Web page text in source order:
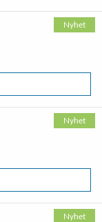
Nyhet
Nyhet
Nyhet